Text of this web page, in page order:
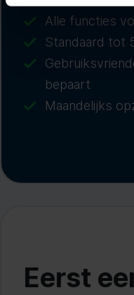
Alle functies
Standaard tot
bepaart
Maandelijks
Eerst